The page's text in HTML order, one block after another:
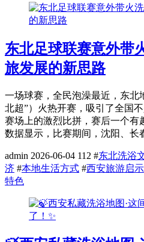
东北足球联赛意外带
旅发展的新思路
一场球赛，全民泡澡最近，东北
北超”）火热开赛，吸引了全国
赛场上的激烈比拼，赛后一个有
数据显示，比赛期间，沈阳、长
admin 2026-06-04 112 #东北洗浴
济 #本地生活方式 #西安旅游启示
特色